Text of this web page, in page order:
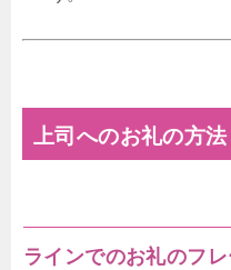
上司へのお礼の方法
ラインでのお礼のフ